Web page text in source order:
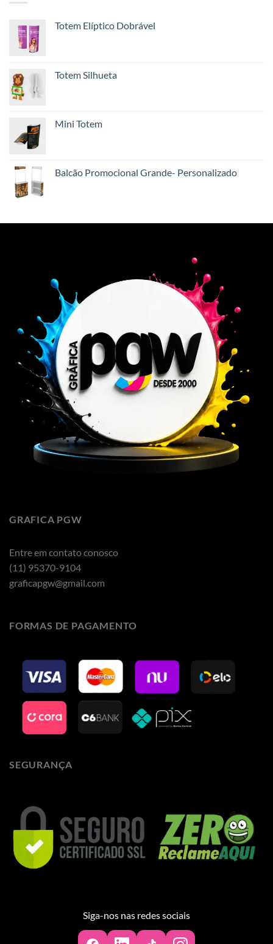
Totem Elíptico Dobrável
Totem Silhueta
Mini Totem
Balcão Promocional Grande- Personalizado
GRAFICA PGW
Entre em contato conosco
(11) 95370-9104
graficapgw@gmail.com
FORMAS DE PAGAMENTO
SEGURANÇA
Siga-nos nas redes sociais